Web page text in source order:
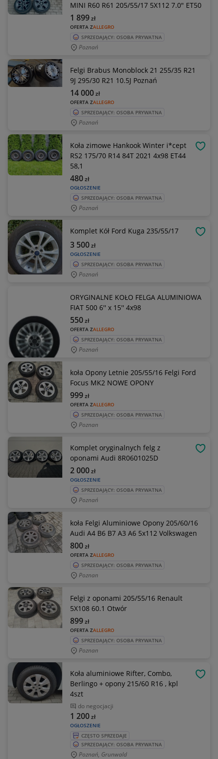
MINI R60 R61 205/55/17 5X112 7.0" ET50
OFERTA ZALLEGRO
1 899zł
SPRZEDAJĄCY: OSOBA PRYWATNA
Poznań
Felgi Brabus Monoblock 21 255/35 R21
9J 295/30 R21 10.5J Poznań
OFERTA ZALLEGRO
14 000zł
SPRZEDAJĄCY: OSOBA PRYWATNA
Poznań
Koła zimowe Hankook Winter i*cept
RS2 175/70 R14 84T 2021 4x98 ET44
58,1
OGŁOSZENIE
480zł
SPRZEDAJĄCY: OSOBA PRYWATNA
Poznań
Komplet Kół Ford Kuga 235/55/17
OGŁOSZENIE
3 500zł
SPRZEDAJĄCY: OSOBA PRYWATNA
Poznań
ORYGINALNE KOŁO FELGA ALUMINIOWA
FIAT 500 6'' x 15'' 4x98
OFERTA ZALLEGRO
550zł
SPRZEDAJĄCY: OSOBA PRYWATNA
Poznań
koła Opony Letnie 205/55/16 Felgi Ford
Focus MK2 NOWE OPONY
OFERTA ZALLEGRO
999zł
SPRZEDAJĄCY: OSOBA PRYWATNA
Poznan
Komplet oryginalnych felg z
oponami Audi 8R0601025D
OGŁOSZENIE
2 000zł
SPRZEDAJĄCY: OSOBA PRYWATNA
Poznań
koła Felgi Aluminiowe Opony 205/60/16
Audi A4 B6 B7 A3 A6 5x112 Volkswagen
OFERTA ZALLEGRO
800zł
SPRZEDAJĄCY: OSOBA PRYWATNA
Poznan
Felgi z oponami 205/55/16 Renault
5X108 60.1 Otwór
OFERTA ZALLEGRO
899zł
SPRZEDAJĄCY: OSOBA PRYWATNA
Poznan
Koła aluminiowe Rifter, Combo,
Berlingo + opony 215/60 R16 , kpl
4szt
do negocjacji
OGŁOSZENIE
1 200zł
CZĘSTO SPRZEDAJE
SPRZEDAJĄCY: OSOBA PRYWATNA
Poznań, Grunwald